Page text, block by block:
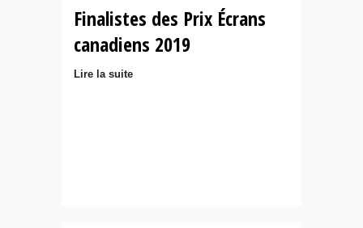
Finalistes des Prix Écrans
canadiens 2019
Lire la suite